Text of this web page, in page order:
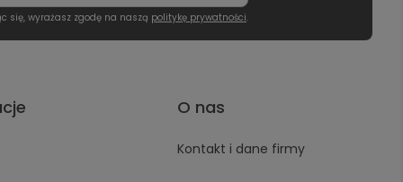
się, wyrażasz zgodę na naszą politykę prywatności.
O nas
Kontakt i dane firmy